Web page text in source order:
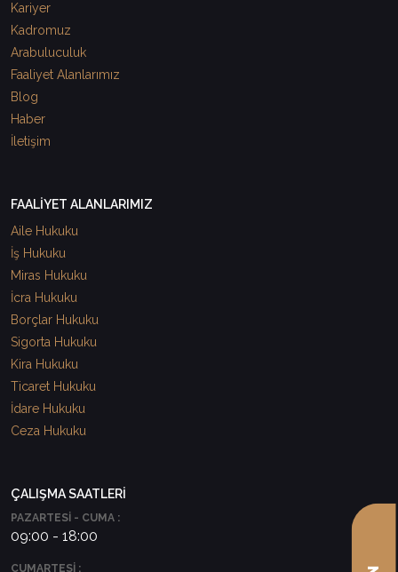
Kariyer
Kadromuz
Arabuluculuk
Faaliyet Alanlarımız
Blog
Haber
İletişim
FAALİYET ALANLARIMIZ
Aile Hukuku
İş Hukuku
Miras Hukuku
İcra Hukuku
Borçlar Hukuku
Sigorta Hukuku
Kira Hukuku
Ticaret Hukuku
İdare Hukuku
Ceza Hukuku
ÇALIŞMA SAATLERİ
PAZARTESİ - CUMA :
09:00 - 18:00
CUMARTESİ :